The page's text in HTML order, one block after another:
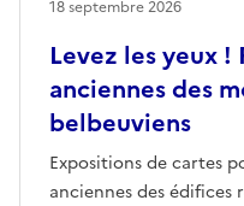
Levez les yeux
anciennes des
belbeuviens
Expositions de cartes
anciennes des édifices
18 septembre 2026